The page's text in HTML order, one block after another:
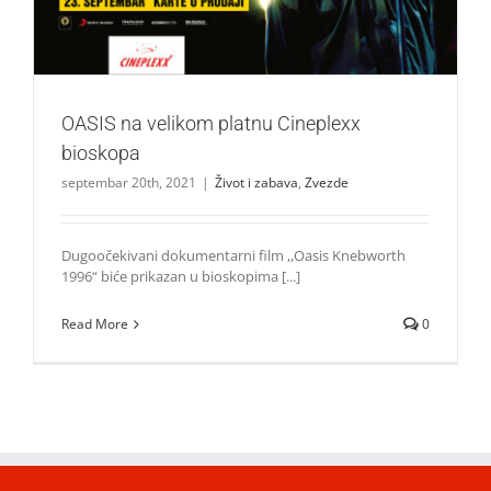
OASIS na velikom platnu Cineplexx
bioskopa
septembar 20th, 2021 | Život i zabava, Zvezde
Dugoočekivani dokumentarni film ,,Oasis Knebworth
1996“ biće prikazan u bioskopima [...]
Read More 0